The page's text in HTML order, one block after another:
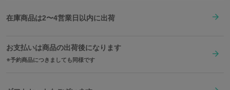
在庫商品は2〜4営業日以内に出荷
お支払いは商品の出荷後になります
予約商品につきましても同様です